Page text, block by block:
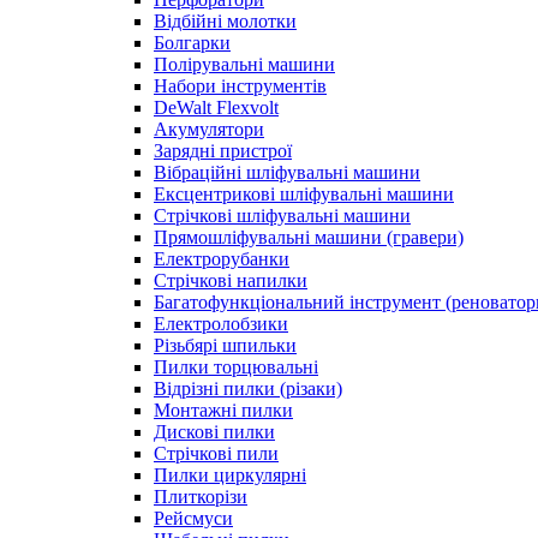
Відбійні молотки
Болгарки
Полірувальні машини
Набори інструментів
DeWalt Flexvolt
Акумулятори
Зарядні пристрої
Вібраційні шліфувальні машини
Ексцентрикові шліфувальні машини
Стрічкові шліфувальні машини
Прямошліфувальні машини (гравери)
Електрорубанки
Стрічкові напилки
Багатофункціональний інструмент
Електролобзики
Різьбярі шпильки
Пилки торцювальні
Відрізні пилки (різаки)
Монтажні пилки
Дискові пилки
Стрічкові пили
Пилки циркулярні
Плиткорізи
Рейсмуси